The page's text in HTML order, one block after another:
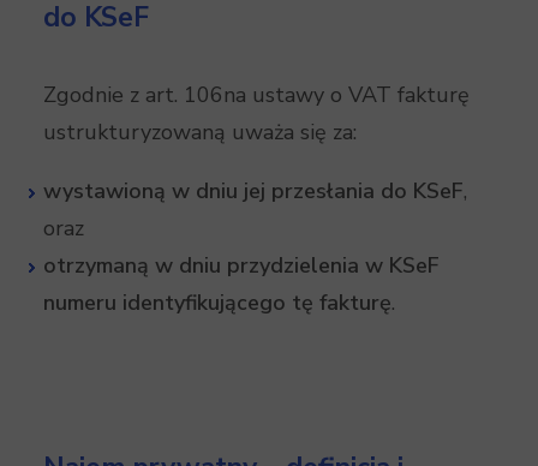
do KSeF
Zgodnie z art. 106na ustawy o VAT fakturę
ustrukturyzowaną uważa się za:
wystawioną w dniu jej przesłania do KSeF,
oraz
otrzymaną w dniu przydzielenia w KSeF
numeru identyfikującego tę fakturę.